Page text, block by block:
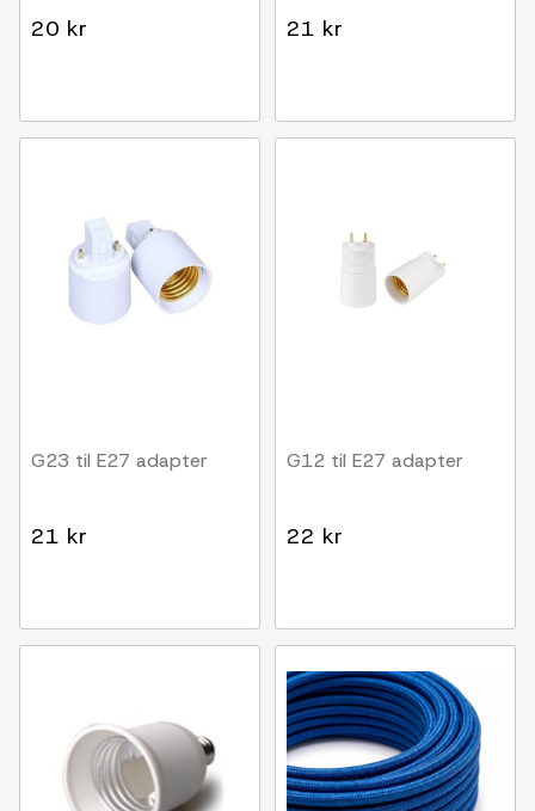
20 kr 21 kr
G23 til E27 adapter
21 kr
G12 til E27 adapter
22 kr